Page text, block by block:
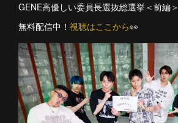
GENE高優しい委員長選抜総選挙＜前編＞
無料配信中！ 視聴はここから👀